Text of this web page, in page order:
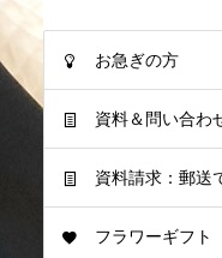
お急ぎの方
資料＆問い合わ
資料請求：郵送
フラワーギフト